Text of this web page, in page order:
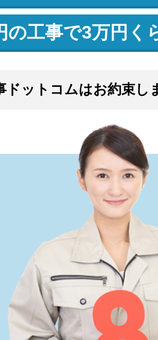
の工事で3万円く
ドットコムはお約束し